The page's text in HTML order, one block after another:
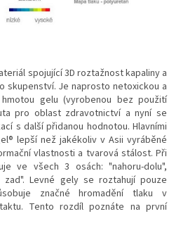
spojující 3D roztažnost kapaliny a
skupenství. Je naprosto netoxickou a
gelu (vyrobenou bez použití
pro oblast zdravotnictví a nyní se
s další přidanou hodnotou. Hlavními
lepší než jakékoliv v Asii vyráběné
vlastnosti a tvarová stálost. Při
ve všech 3 osách: "nahoru-dolu",
zad". Levné gely se roztahují pouze
značné hromadění tlaku v
Tento rozdíl poznáte na první